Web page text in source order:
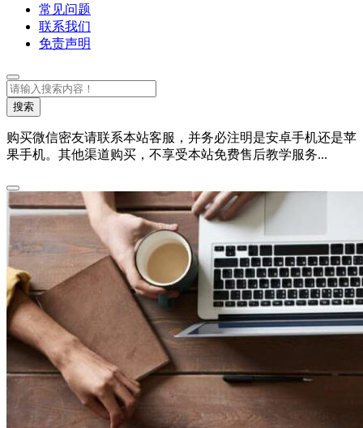
常见问题
联系我们
免责声明
搜
索搜索
购买微信密友请联系本站客服，并务必注明是安卓手机还是苹
果手机。其他渠道购买，不享受本站免费售后教学服务...